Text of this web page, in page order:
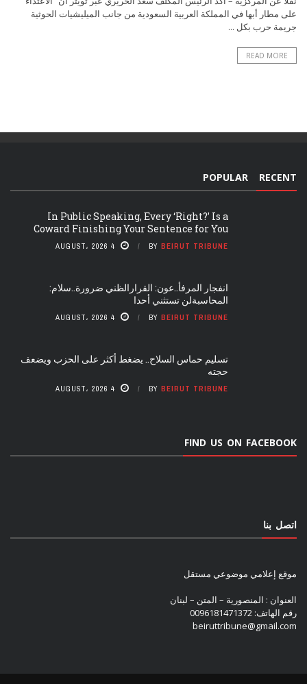
على مطار أبها في المملكة العربية السعودية من جانب الميليشيات الحوثية
جريمة حرب بكل ...
READ MORE
RECENT
POPULAR
In Public Speaking, Every ‘Right?’ Is a
Coward Finishing Your Sentence for You
BY BEIRUT TRIBUNE 4 AUGUST، 2026
انفجار المرفأ..عون: القرارالظني ضرورة..سلام:
المحاسبةلن تستثني أحدا
BY BEIRUT TRIBUNE 4 AUGUST، 2026
تسليم حماس السلاح.. يضغط أكثر على الحزب ويضعف
حجته
BY BEIRUT TRIBUNE 4 AUGUST، 2026
FIND US ON FACEBOOK
اتصل بنا
موقع إعلامي موضوعي مستقل
العنوان : المنصورية – المتن – لبنان
رقم الهاتف: 0096181471372
beiruttribune@gmail.com